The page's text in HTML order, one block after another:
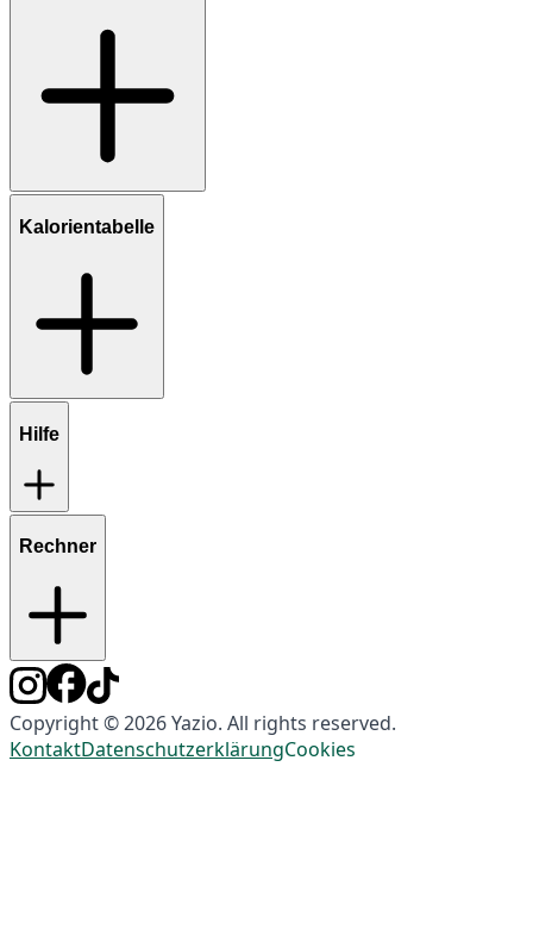
Kalorientabelle
Hilfe
Rechner
Copyright © 2026 Yazio. All rights reserved.
KontaktDatenschutzerklärungCookies